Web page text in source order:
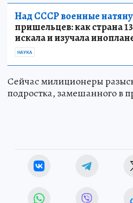
Над СССР военные
пришельцев: как страна
искала и изучала
НАУКА
Сейчас милиционеры
подростка, замешанного в